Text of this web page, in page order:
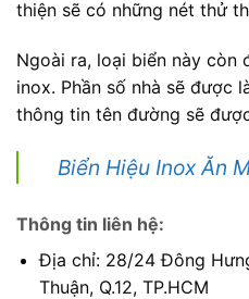
thiện sẽ có những nét thử
Ngoài ra, loại biển này
inox. Phần số nhà sẽ được
thông tin tên đường sẽ
Biển Hiệu Inox Ăn
Thông tin liên hệ:
Địa chỉ: 28/24 Đông
Thuận, Q.12, TP.HCM